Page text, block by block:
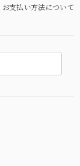
お支払い方法について